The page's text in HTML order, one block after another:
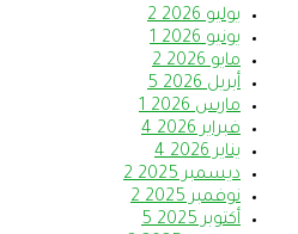
يوليو 2026
2
يونيو 2026
1
مايو 2026
2
أبريل 2026
5
مارس 2026
1
فبراير 2026
4
يناير 2026
4
ديسمبر 2025
2
نوفمبر 2025
2
أكتوبر 2025
5